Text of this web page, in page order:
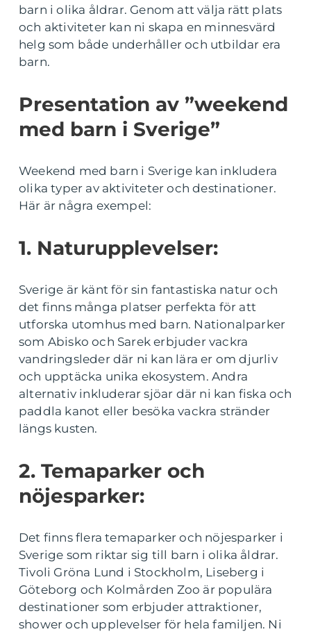
barn i olika åldrar. Genom att välja rätt plats
och aktiviteter kan ni skapa en minnesvärd
helg som både underhåller och utbildar era
barn.
Presentation av ”weekend
med barn i Sverige”
Weekend med barn i Sverige kan inkludera
olika typer av aktiviteter och destinationer.
Här är några exempel:
1. Naturupplevelser:
Sverige är känt för sin fantastiska natur och
det finns många platser perfekta för att
utforska utomhus med barn. Nationalparker
som Abisko och Sarek erbjuder vackra
vandringsleder där ni kan lära er om djurliv
och upptäcka unika ekosystem. Andra
alternativ inkluderar sjöar där ni kan fiska och
paddla kanot eller besöka vackra stränder
längs kusten.
2. Temaparker och
nöjesparker:
Det finns flera temaparker och nöjesparker i
Sverige som riktar sig till barn i olika åldrar.
Tivoli Gröna Lund i Stockholm, Liseberg i
Göteborg och Kolmården Zoo är populära
destinationer som erbjuder attraktioner,
shower och upplevelser för hela familjen. Ni